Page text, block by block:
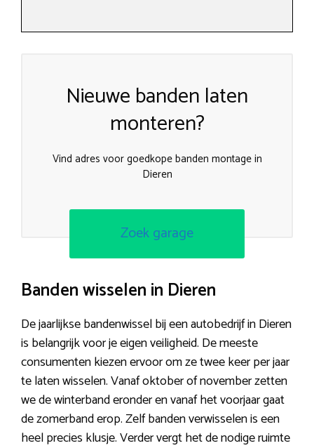
Nieuwe banden laten
monteren?
Vind adres voor goedkope banden montage in
Dieren
Zoek garage
Banden wisselen in Dieren
De jaarlijkse bandenwissel bij een autobedrijf in Dieren
is belangrijk voor je eigen veiligheid. De meeste
consumenten kiezen ervoor om ze twee keer per jaar
te laten wisselen. Vanaf oktober of november zetten
we de winterband eronder en vanaf het voorjaar gaat
de zomerband erop. Zelf banden verwisselen is een
heel precies klusje. Verder vergt het de nodige ruimte